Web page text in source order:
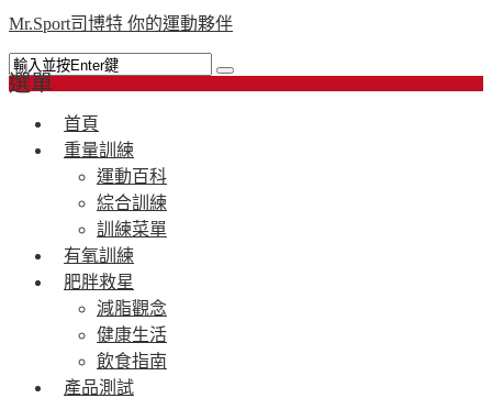
Mr.Sport司博特 你的運動夥伴
選單
首頁
重量訓練
運動百科
綜合訓練
訓練菜單
有氧訓練
肥胖救星
減脂觀念
健康生活
飲食指南
產品測試